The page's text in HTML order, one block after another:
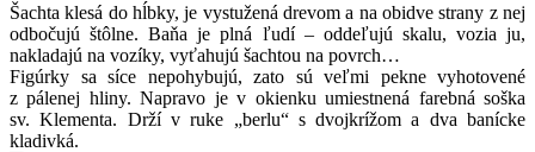
Šachta klesá do hĺbky, je vystužená drevom a na obidve strany z nej
odbočujú štôlne. Baňa je plná ľudí – oddeľujú skalu, vozia ju,
nakladajú na vozíky, vyťahujú šachtou na povrch…
Figúrky sa síce nepohybujú, zato sú veľmi pekne vyhotovené
z pálenej hliny. Napravo je v okienku umiestnená farebná soška
sv. Klementa. Drží v ruke „berlu“ s dvojkrížom a dva banícke
kladivká.